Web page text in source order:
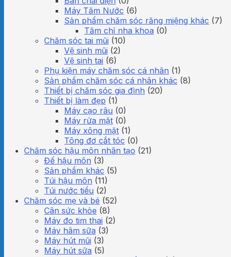
Máy Tăm Nước (6)
Sản phẩm chăm sóc răng miệng khác (7)
Tăm chỉ nha khoa (0)
Chăm sóc tai mũi (10)
Vệ sinh mũi (2)
Vệ sinh tai (6)
Phụ kiện máy chăm sóc cá nhân (1)
Sản phẩm chăm sóc cá nhân khác (8)
Thiết bị chăm sóc gia đình (20)
Thiết bị làm đẹp (1)
Máy cạo râu (0)
Máy rửa mặt (0)
Máy xông mặt (1)
Tông đơ cắt tóc (0)
Chăm sóc hậu môn nhân tạo (21)
Đế hậu môn (3)
Sản phẩm khác (5)
Túi hậu môn (11)
Túi nước tiểu (2)
Chăm sóc mẹ và bé (52)
Cân sức khỏe (8)
Máy đo tim thai (2)
Máy hâm sữa (3)
Máy hút mũi (3)
Máy hút sữa (5)